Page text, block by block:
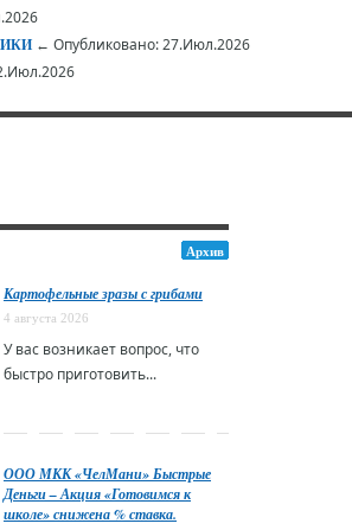
← Опубликовано: 27.Июл.2026
Архив
Картофельные зразы с грибами
4 августа 2026
У вас возникает вопрос, что
быстро приготовить...
ООО МКК «ЧелМани» Быстрые
Деньги – Акция «Готовимся к
школе» снижена % ставка.